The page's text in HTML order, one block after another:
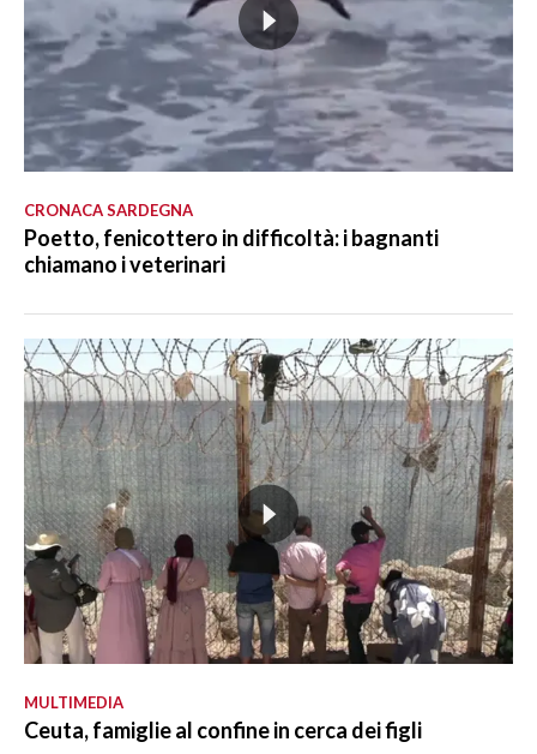
CRONACA SARDEGNA
Poetto, fenicottero in difficoltà: i bagnanti
chiamano i veterinari
MULTIMEDIA
Ceuta, famiglie al confine in cerca dei figli